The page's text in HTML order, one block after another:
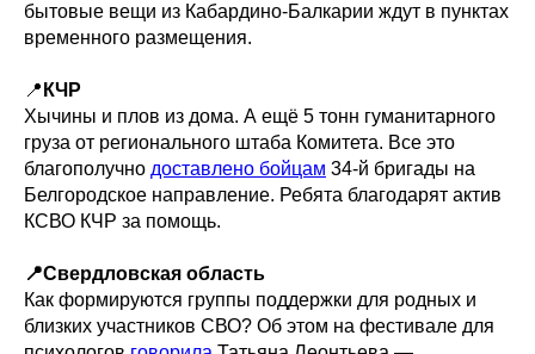
бытовые вещи из Кабардино-Балкарии ждут в пунктах
временного размещения.
📍 КЧР
Хычины и плов из дома. А ещё 5 тонн гуманитарного
груза от регионального штаба Комитета. Все это
благополучно доставлено бойцам 34-й бригады на
Белгородское направление. Ребята благодарят актив
КСВО КЧР за помощь.
📍Свердловская область
Как формируются группы поддержки для родных и
близких участников СВО? Об этом на фестивале для